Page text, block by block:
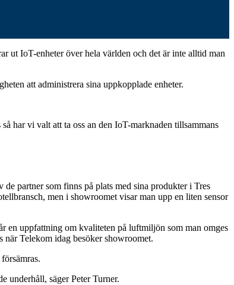
ut IoT-enheter över hela världen och det är inte alltid man
att administrera sina uppkopplade enheter.
har vi valt att ta oss an den IoT-marknaden tillsammans
partner som finns på plats med sina produkter i Tres
men i showroomet visar man upp en liten sensor
en uppfattning om kvaliteten på luftmiljön som man omges
när Telekom idag besöker showroomet.
underhåll, säger Peter Turner.